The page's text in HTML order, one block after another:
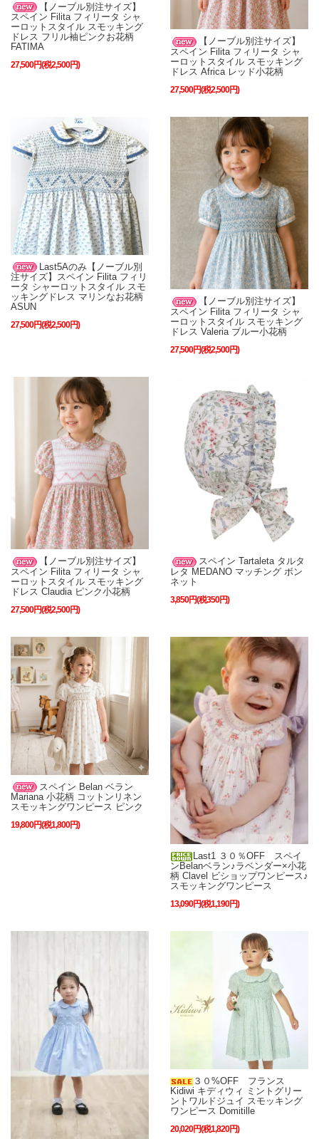
【ノーブル別注サイズ】
スペイン Filita フィリータ シャ
ーロットスタイル スモッキング
ドレス フリル袖ピンクお花柄
FATIMA
27,500円(税2,500円)
【ノーブル別注サイズ】
スペイン Filita フィリータ シャ
ーロットスタイル スモッキング
ドレス Africa レッド小花柄
27,500円(税2,500円)
Last5Aのみ【ノーブル別
注サイズ】スペイン Filita フィリ
ータ シャーロットスタイル スモ
ッキングドレス マリンなお花柄
ASUN
27,500円(税2,500円)
【ノーブル別注サイズ】
スペイン Filita フィリータ シャ
ーロットスタイル スモッキング
ドレス Valeria ブルー小花柄
27,500円(税2,500円)
【ノーブル別注サイズ】
スペイン Filita フィリータ シャ
ーロットスタイル スモッキング
ドレス Claudia ピンク小花柄
27,500円(税2,500円)
スペイン Tartaleta タルタ
レタ MEDANO マッチング ボン
ネット
3,850円(税350円)
スペイン Belan ベラン
Mariana 小花柄 コットンリネン
スモッキングワンピース ピンク
19,800円(税1,800円)
Last1 ３０％OFF スペイ
ンBelanベラン♪ラベンダー×小花
柄 Clavel ビショップワンピース♪
スモッキングワンピース
13,090円(税1,190円)
３０%OFF フランス
Kidiwi キディウィ ミントグリー
ントワルドジュイ スモッキング
ワンピース Domitille
20,020円(税1,820円)